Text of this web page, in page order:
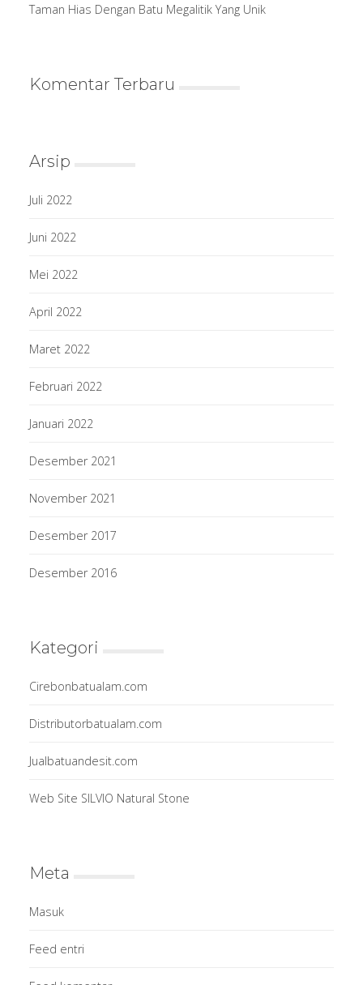
Taman Hias Dengan Batu Megalitik Yang Unik
Komentar Terbaru
Arsip
Juli 2022
Juni 2022
Mei 2022
April 2022
Maret 2022
Februari 2022
Januari 2022
Desember 2021
November 2021
Desember 2017
Desember 2016
Kategori
Cirebonbatualam.com
Distributorbatualam.com
Jualbatuandesit.com
Web Site SILVIO Natural Stone
Meta
Masuk
Feed entri